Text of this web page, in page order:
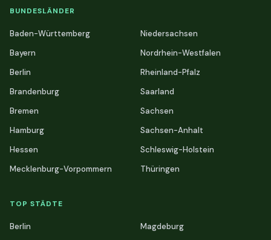
BUNDESLÄNDER
Baden-Württemberg
Bayern
Berlin
Brandenburg
Bremen
Hamburg
Hessen
Mecklenburg-Vorpommern
Niedersachsen
Nordrhein-Westfalen
Rheinland-Pfalz
Saarland
Sachsen
Sachsen-Anhalt
Schleswig-Holstein
Thüringen
TOP STÄDTE
Berlin
Magdeburg